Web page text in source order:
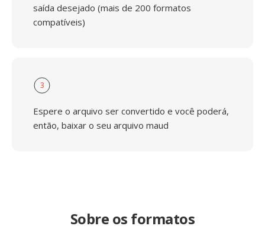
saída desejado (mais de 200 formatos
compatíveis)
3
Espere o arquivo ser convertido e você poderá,
então, baixar o seu arquivo maud
Sobre os formatos